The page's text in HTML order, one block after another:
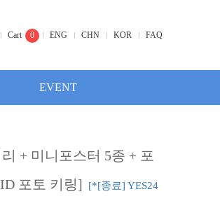
Cart 0 ENG CHN KOR FAQ
EVENT
+ 미니포스터 5종 + 포
포토 키링]
[*[종료] YES24